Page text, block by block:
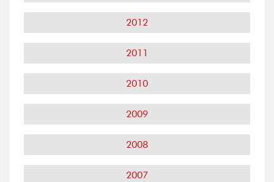
2012
2011
2010
2009
2008
2007